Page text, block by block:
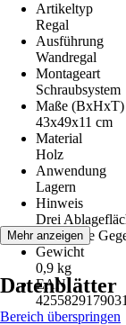
Artikeltyp
Regal
Ausführung
Wandregal
Montageart
Schraubsystem
Maße (BxHxT)
43x49x11 cm
Material
Holz
Anwendung
Lagern
Hinweis
Drei
dekorative
Gewicht
0,9 kg
EAN
4255829179031
Mehr anzeigen
Datenblätter
Bereich überspringen